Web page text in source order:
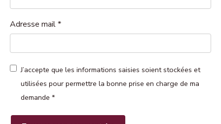
Adresse mail*
J’accepte que les informations saisies soient stockées et
utilisées pour permettre la bonne prise en charge de ma
demande *